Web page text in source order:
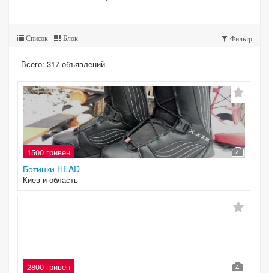
Подать объявление
Список Блок Фильтр
Всего: 317 объявлений
1500 гривен 4
Ботинки HEAD
Киев и область
2800 гривен 4